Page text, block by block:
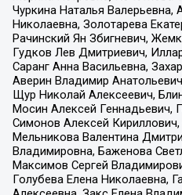
Чуркина Наталья Валерьевна,
Николаевна, Золотарева
Рачинский Ян Збигневич,
Гудков Лев Дмитриевич,
Саранг Анна Васильевна,
Аверин Владимир
Щур Николай Алексеевич,
Мосин Алексей Геннадьевич,
Симонов Алексей
Мельникова Валентина
Владимировна, Баженова
Максимов Сергей
Голубева Елена Николаевна,